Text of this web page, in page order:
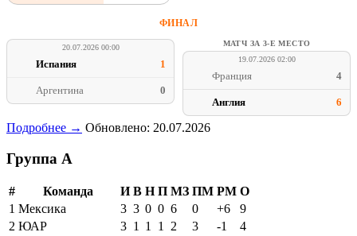
ФИНАЛ
20.07.2026 00:00
Испания 1
Аргентина 0
МАТЧ ЗА 3-Е МЕСТО
19.07.2026 02:00
Франция 4
Англия 6
Подробнее → Обновлено: 20.07.2026
Группа A
# Команда И В Н П МЗ ПМ РМ О
1 Мексика 3 3 0 0 6 0 +6
9
2 ЮАР 3 1 1 1 2 3 -1
4